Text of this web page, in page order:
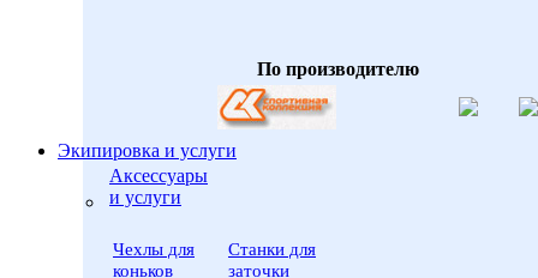
По производителю
Экипировка и услуги
Аксессуары
и услуги
Чехлы для
коньков
Станки для
заточки